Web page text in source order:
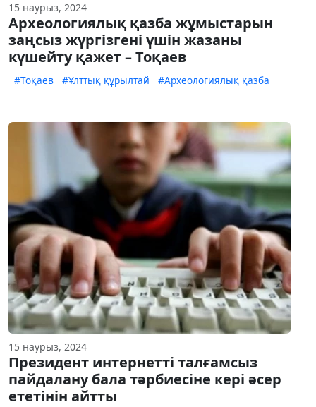
15 наурыз, 2024
Археологиялық қазба жұмыстарын
заңсыз жүргізгені үшін жазаны
күшейту қажет – Тоқаев
#Тоқаев #Ұлттық құрылтай #Археологиялық қазба
15 наурыз, 2024
Президент интернетті талғамсыз
пайдалану бала тәрбиесіне кері әсер
ететінін айтты